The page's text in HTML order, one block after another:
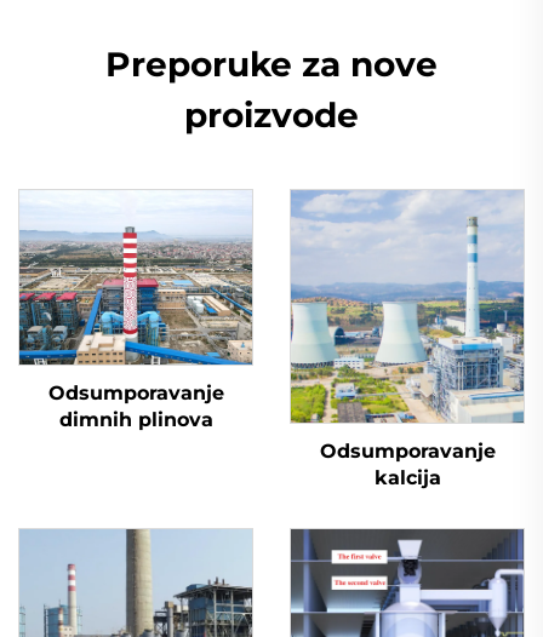
Preporuke za nove
proizvode
Odsumporavanje
dimnih plinova
Odsumporavanje
kalcija